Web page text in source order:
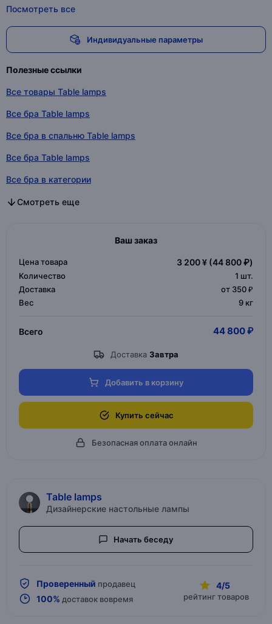
Посмотреть все
Индивидуальные параметры
Полезные ссылки
Все товары Table lamps
Все бра Table lamps
Все бра в спальню Table lamps
Все бра Table lamps
Все бра в категории
Все бра в спальню в категории
Все бра в категории
Смотреть еще
Ваш заказ
Цена товара 3 200 ¥ (44 800 ₽)
Количество 1 шт.
Доставка
от 350 ₽
Вес
9 кг
Всего 44 800 ₽
Доставка Завтра
Добавить в корзину
Купить сейчас
Безопасная оплата онлайн
Table lamps
Дизайнерские настольные лампы
Начать беседу
Проверенный продавец
100% доставок вовремя
4/5
рейтинг товаров